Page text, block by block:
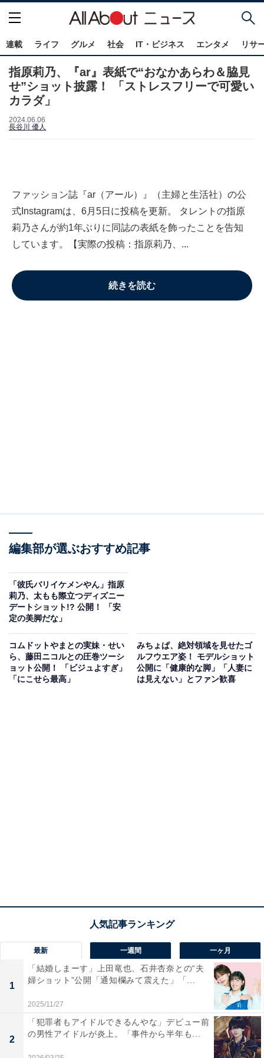
連載 ライフ グルメ 社会 IT・ビジネス エンタメ リサ
指原莉乃、『ar』表紙で“おなかあらわ＆脇見
せ”ショット披露！ 「ストレスフリーで可愛い
カラダ」
2024.06.06
長谷川 優人
ファッション誌『ar（アール）』（主婦と生活社）の公
式Instagramは、6月5日に投稿を更新。 タレントの指原
莉乃さんが約1年ぶりに同誌の表紙を飾ったことを告知
しています。【実際の投稿：指原莉乃、...
続きを読む
編集部が選ぶおすすめ記事
「彼氏バリイケメンやん」指原
莉乃、太もも際立つディズニー
デートショット!? 公開！ 「安
定の美脚だな」
コムドットやまとの実妹・せい
ら、藤田ニコルとの圧巻ツーシ
ョット公開！ 「ビジュよすぎ」
「にこせら最高」
みちょぱ、絶対領域を見せたゴ
ルフウエア姿！ モデルショット
公開に「健康的な脚」「人妻に
は見えない」とファン歓喜
最新 一週間 一ヶ月
1
「結婚しまーす」上田竜也、石井杏奈との“夫
婦ショット”公開「通知欄みて震えた」「...
2025/11/27
2
「犯罪者もアイドルできるんやな」デビュー前
の男性アイドルが炎上。「事件から半年も...